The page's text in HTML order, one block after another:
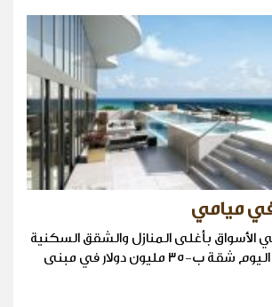
في ميامي
الأسواق بأغلى المنازل والشقق السكنية
فيها، ونقدّم لكم اليوم شقة ب-35 مليون دولار في مبنى